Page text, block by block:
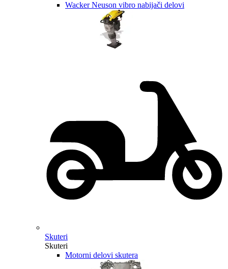
Wacker Neuson vibro nabijači delovi
Skuteri
Skuteri
Motorni delovi skutera